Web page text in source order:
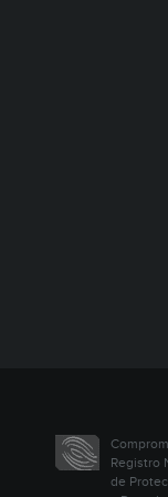
Registro
de